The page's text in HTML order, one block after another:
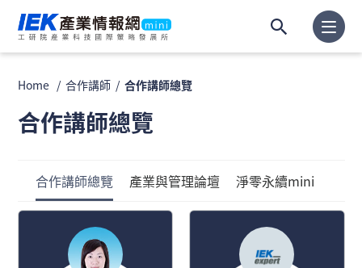
Home 合作講師 合作講師總覽
合作講師總覽
合作講師總覽 產業與管理論壇 淨零永續mini